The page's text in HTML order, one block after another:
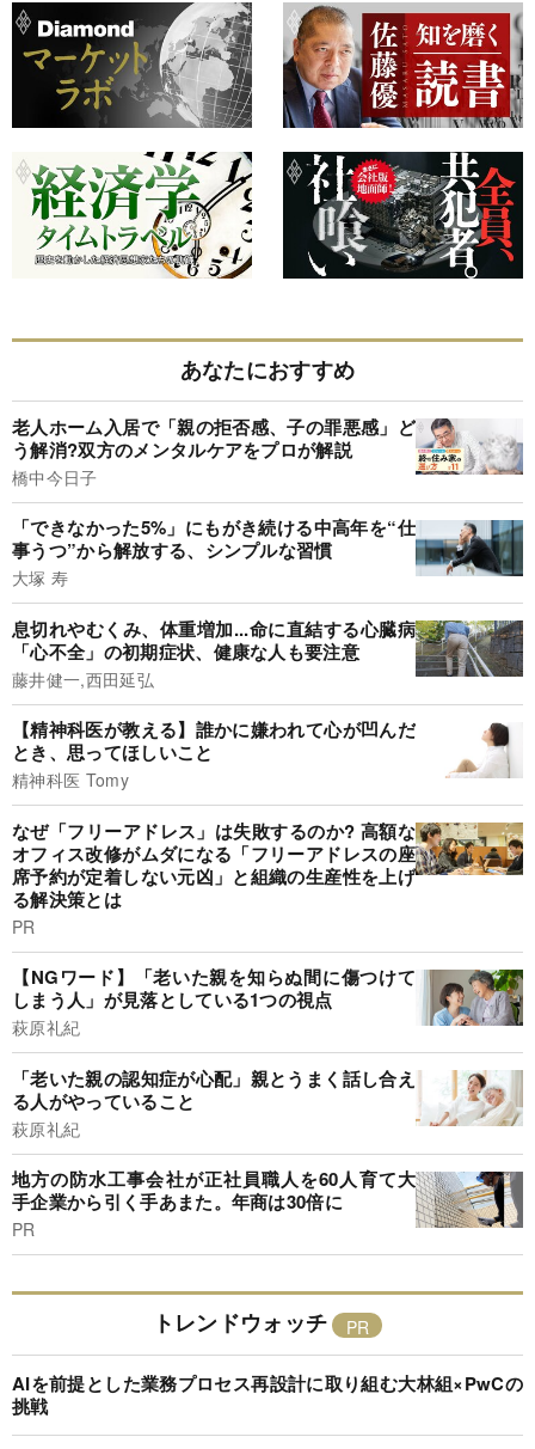
あなたにおすすめ
老人ホーム入居で「親の拒否感、子の罪悪感」ど
う解消?双方のメンタルケアをプロが解説
橋中今日子
「できなかった5%」にもがき続ける中高年を“仕
事うつ”から解放する、シンプルな習慣
大塚 寿
息切れやむくみ、体重増加...命に直結する心臓病
「心不全」の初期症状、健康な人も要注意
藤井健一,西田延弘
【精神科医が教える】誰かに嫌われて心が凹んだ
とき、思ってほしいこと
精神科医 Tomy
なぜ「フリーアドレス」は失敗するのか? 高額な
オフィス改修がムダになる「フリーアドレスの座
席予約が定着しない元凶」と組織の生産性を上げ
る解決策とは
PR
【NGワード】「老いた親を知らぬ間に傷つけて
しまう人」が見落としている1つの視点
萩原礼紀
「老いた親の認知症が心配」親とうまく話し合え
る人がやっていること
萩原礼紀
地方の防水工事会社が正社員職人を60人育て大
手企業から引く手あまた。年商は30倍に
PR
トレンドウォッチ
AIを前提とした業務プロセス再設計に取り組む大林組×PwCの
挑戦